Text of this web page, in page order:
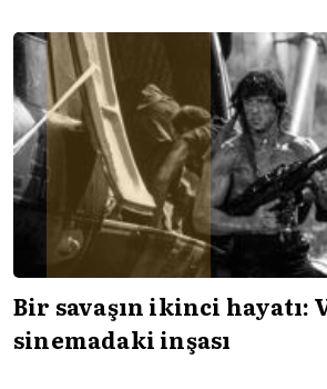
Bir savaşın ikinci hayatı:
sinemadaki inşası